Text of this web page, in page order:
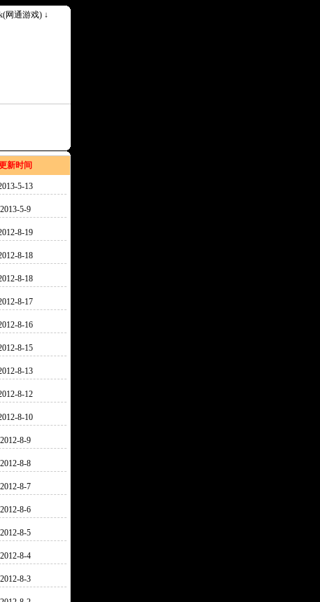
网通游戏) ↓
新时间
5-13
2013-5-9
8-19
8-18
8-18
8-17
8-16
8-15
8-13
8-12
8-10
2012-8-9
2012-8-8
2012-8-7
2012-8-6
2012-8-5
2012-8-4
2012-8-3